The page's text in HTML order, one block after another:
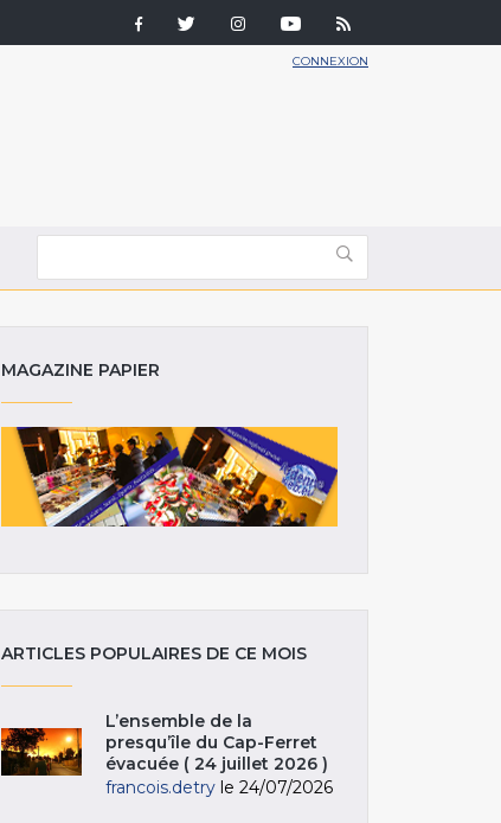
CONNEXION
MAGAZINE PAPIER
ARTICLES POPULAIRES DE CE MOIS
L’ensemble de la
presqu’île du Cap-Ferret
évacuée ( 24 juillet 2026 )
francois.detry le 24/07/2026